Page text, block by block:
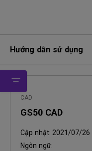
Hướng dẫn sử dụng
CAD
GS50 CAD
Cập nhật: 2021/07/26
Ngôn ngữ: